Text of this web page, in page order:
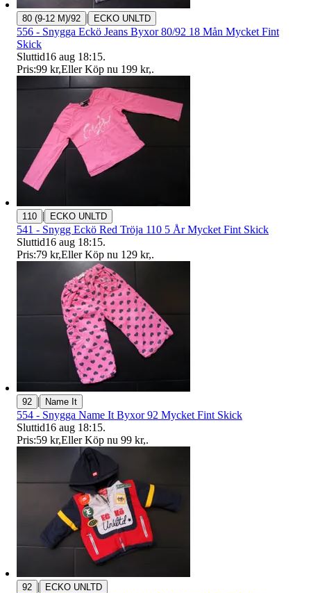
80 (9-12 M)/92 | ECKO UNLTD
556 - Snygga Eckö Jeans Byxor 80/92 18 Mån Mycket Fint
Skick
Sluttid16 aug 18:15.
Pris:99 kr,Eller Köp nu 199 kr,.
110 | ECKO UNLTD
541 - Snygg Eckö Red Tröja 110 5 År Mycket Fint Skick
Sluttid16 aug 18:15.
Pris:79 kr,Eller Köp nu 129 kr,.
92 | Name It
554 - Snygga Name It Byxor 92 Mycket Fint Skick
Sluttid16 aug 18:15.
Pris:59 kr,Eller Köp nu 99 kr,.
92 | ECKO UNLTD